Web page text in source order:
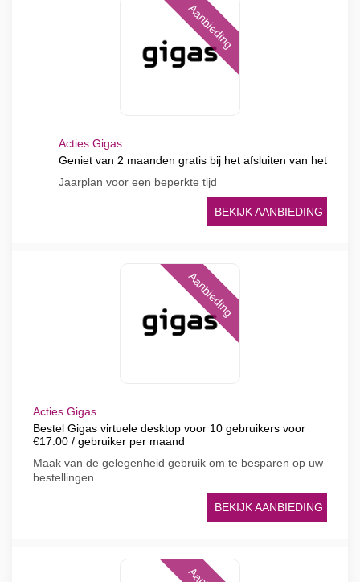
Aanbieding
Acties Gigas
Geniet van 2 maanden gratis bij het afsluiten van het
Jaarplan voor een beperkte tijd
BEKIJK AANBIEDING
Aanbieding
Acties Gigas
Bestel Gigas virtuele desktop voor 10 gebruikers voor
€17.00 / gebruiker per maand
Maak van de gelegenheid gebruik om te besparen op uw
bestellingen
BEKIJK AANBIEDING